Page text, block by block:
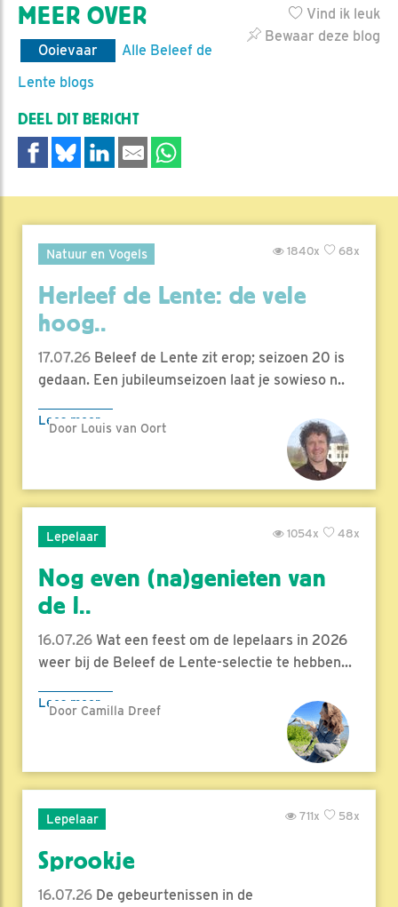
Vind ik leuk
Bewaar deze blog
MEER OVER
Ooievaar
Alle Beleef de
Lente blogs
DEEL DIT BERICHT
Natuur en Vogels 68x
1840x
Herleef de Lente: de vele
hoog..
17.07.26 Beleef de Lente zit erop; seizoen 20 is
gedaan. Een jubileumseizoen laat je sowieso n..
Lees meer
Door Louis van Oort
Lepelaar 48x
1054x
Nog even (na)genieten van
de l..
16.07.26 Wat een feest om de lepelaars in 2026
weer bij de Beleef de Lente-selectie te hebben...
Lees meer
Door Camilla Dreef
Lepelaar 58x
711x
Sprookje
16.07.26 De gebeurtenissen in de